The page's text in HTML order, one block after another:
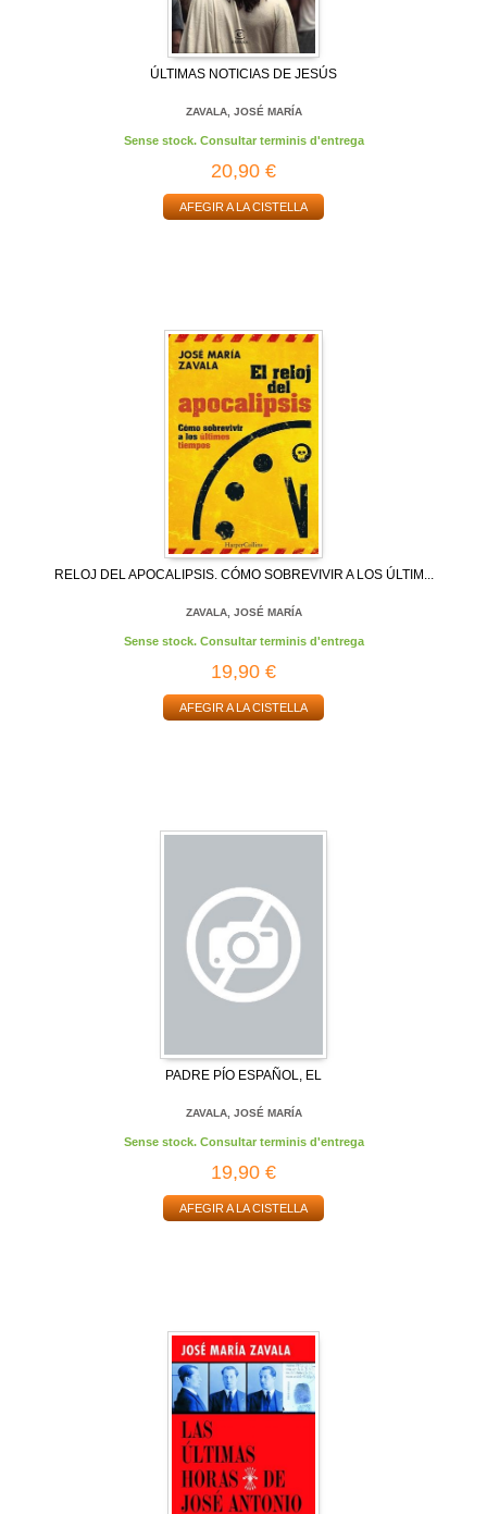
ÚLTIMAS NOTICIAS DE JESÚS
ZAVALA, JOSÉ MARÍA
Sense stock. Consultar terminis d'entrega
20,90 €
AFEGIR A LA CISTELLA
RELOJ DEL APOCALIPSIS. CÓMO SOBREVIVIR A LOS ÚLTIM...
ZAVALA, JOSÉ MARÍA
Sense stock. Consultar terminis d'entrega
19,90 €
AFEGIR A LA CISTELLA
PADRE PÍO ESPAÑOL, EL
ZAVALA, JOSÉ MARÍA
Sense stock. Consultar terminis d'entrega
19,90 €
AFEGIR A LA CISTELLA